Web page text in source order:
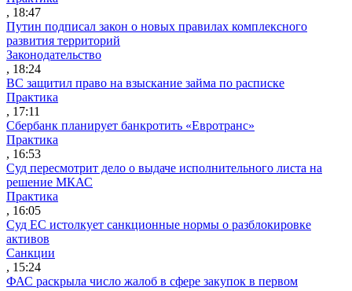
, 18:47
Путин подписал закон о новых правилах комплексного
развития территорий
Законодательство
, 18:24
ВС защитил право на взыскание займа по расписке
Практика
, 17:11
Сбербанк планирует банкротить «Евротранс»
Практика
, 16:53
Суд пересмотрит дело о выдаче исполнительного листа на
решение МКАС
Практика
, 16:05
Суд ЕС истолкует санкционные нормы о разблокировке
активов
Санкции
, 15:24
ФАС раскрыла число жалоб в сфере закупок в первом